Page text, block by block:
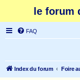
le forum
FAQ
Index du forum Foire